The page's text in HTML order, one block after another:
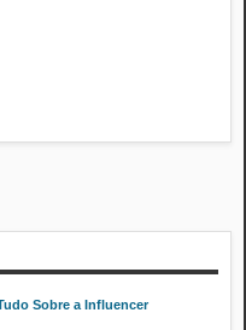
Sobre a Influencer